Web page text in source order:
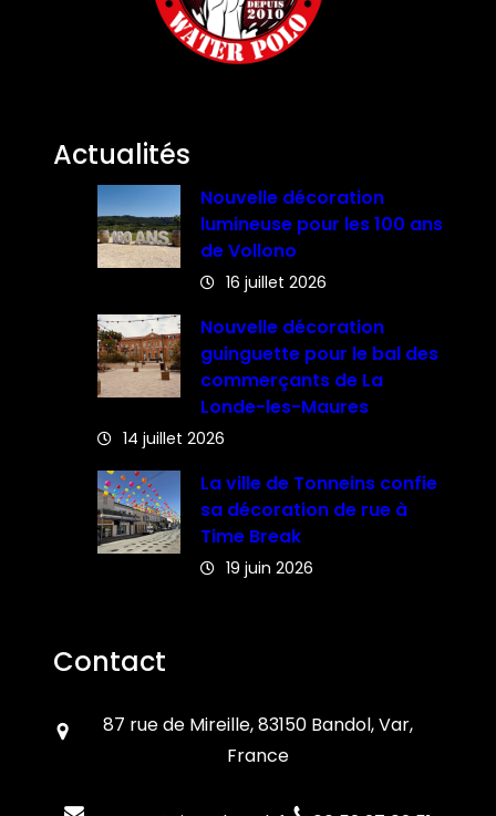
Actualités
Nouvelle décoration
lumineuse pour les 100 ans
de Vollono
16 juillet 2026
Nouvelle décoration
guinguette pour le bal des
commerçants de La
Londe-les-Maures
14 juillet 2026
La ville de Tonneins confie
sa décoration de rue à
Time Break
19 juin 2026
Contact
87 rue de Mireille, 83150 Bandol, Var,
France